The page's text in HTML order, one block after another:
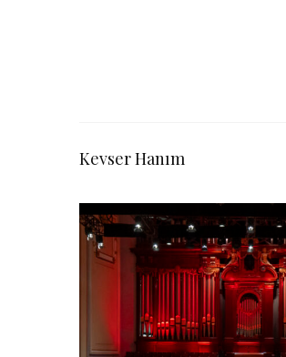
Kevser Hanım